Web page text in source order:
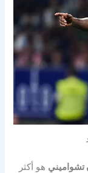
تشواميني هو أكثر